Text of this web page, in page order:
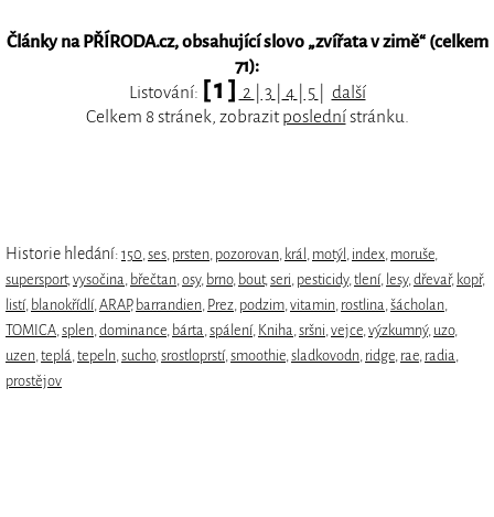
Články na PŘÍRODA.cz, obsahující slovo „zvířata v zimě“ (celkem
71):
Listování: [ 1 ] 2 3 4 5
další
Celkem 8 stránek, zobrazitposlednístránku.
Historie hledání: 150,ses, prsten, pozorovan, král , motýl , index, moruše,
supersport,vysočina, břečtan,osy, brno, bout,seri, pesticidy,tlení, lesy,dřevař, kopř,
listí, blanokřídlí,ARAP, barrandien, Prez, podzim,vitamin, rostlina,šácholan,
TOMICA,splen,dominance, bárta,spálení, Kniha,sršni,vejce,výzkumný, uzo,
uzen,teplá,tepeln,sucho,srostloprstí,smoothie,sladkovodn, ridge, rae, radia,
prostějov